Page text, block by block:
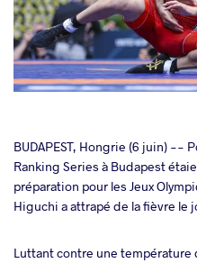
BUDAPEST, Hongrie (6 juin) --
Ranking Series à Budapest
préparation pour les Jeux
Higuchi a attrapé de la fièvre le
Luttant contre une